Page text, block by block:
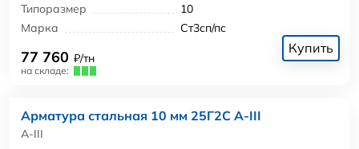
Типоразмер
10
Марка
Ст3сп/пс
77 760 ₽/тн
на складе:
Купить
Арматура стальная 10 мм 25Г2С А-III
А-III